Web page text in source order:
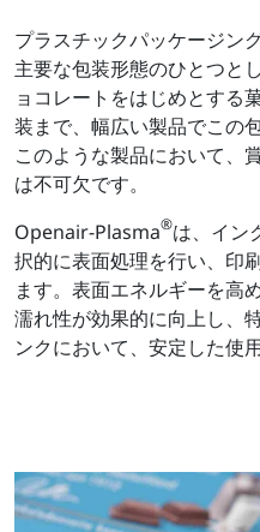
プラスチックパッケージン
主要な包装形態のひとつと
ョコレートをはじめとする
装まで、幅広い製品でこの
このような製品において、
は不可欠です。
Openair-Plasma®は、イン
択的に表面処理を行い、印
ます。表面エネルギーを高
濡れ性が効果的に向上し、
ンクにおいて、安定した使